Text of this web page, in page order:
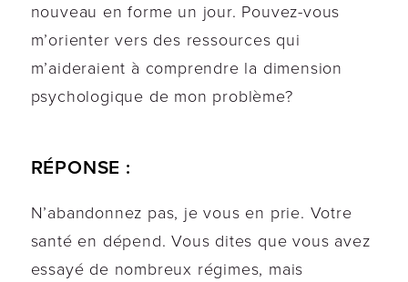
nouveau en forme un jour. Pouvez-vous
m’orienter vers des ressources qui
m’aideraient à comprendre la dimension
psychologique de mon problème?
RÉPONSE :
N’abandonnez pas, je vous en prie. Votre
santé en dépend. Vous dites que vous avez
essayé de nombreux régimes, mais